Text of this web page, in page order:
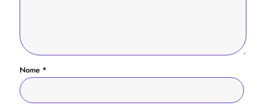
Nome *